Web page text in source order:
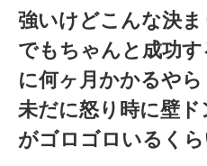
強いけどこんな決
でもちゃんと成功
に何ヶ月かかるやら
未だに怒り時に壁
がゴロゴロいるく